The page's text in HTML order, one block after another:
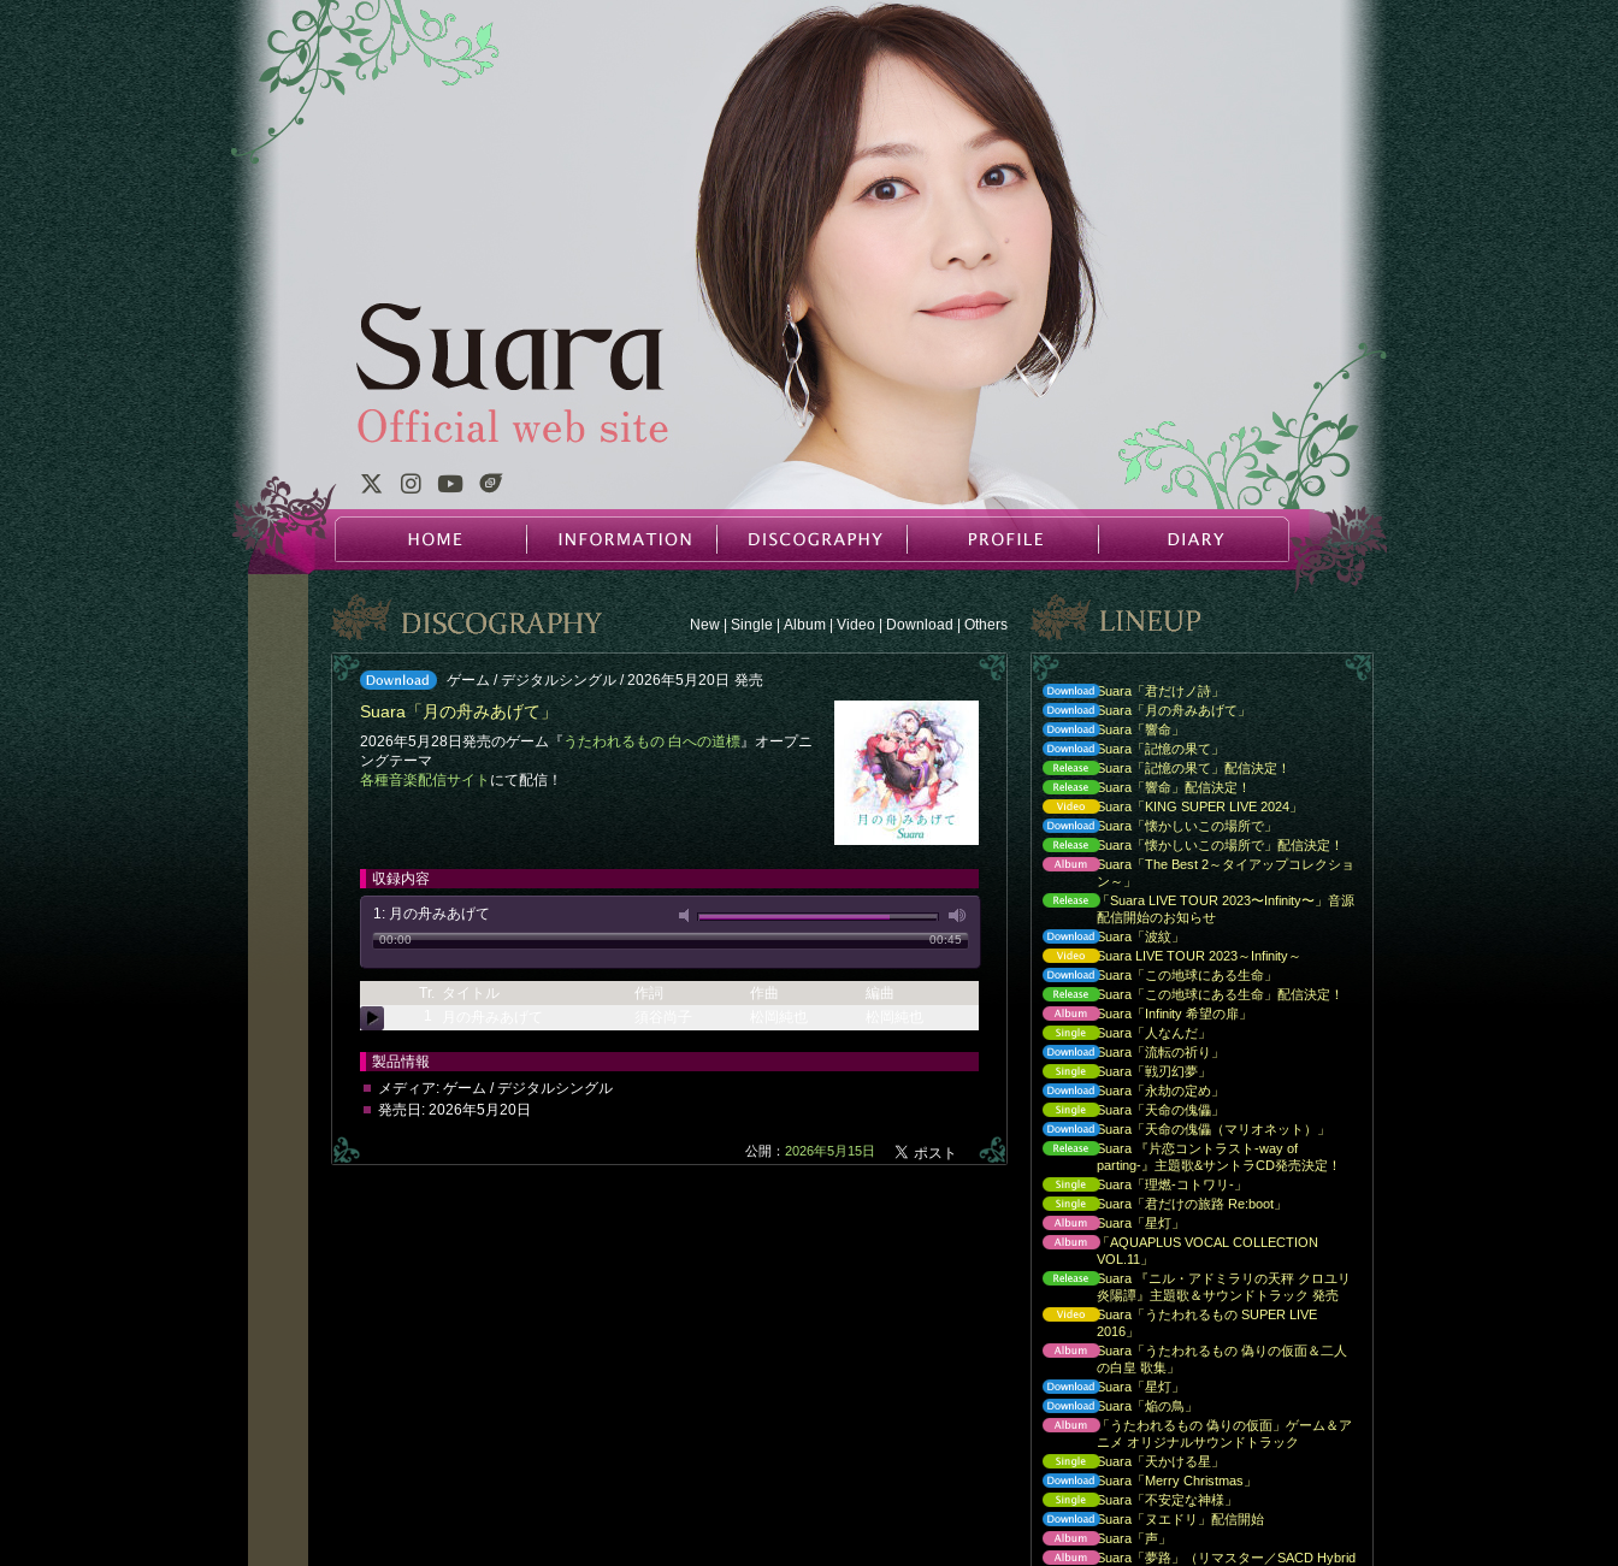
New | Single | Album | Video | Download Others
ゲーム / デジタルシングル / 2026年5月20日 発売
Suara「月の舟みあげて」
2026年5月28日発売のゲーム『 うたわれるもの 白への道標』オープニ
ングテーマ
各種音楽配信サイト にて配信！
収録内容
00:00 00:45
1: 月の舟みあげて
Tr. タイトル 作詞 作曲
編曲
製品情報
メディア: ゲーム / デジタルシングル
発売日: 2026年5月20日
公開： 2026年5月15日
Suara「君だけノ詩」
Suara「月の舟みあげて」
Suara「響命」
Suara「記憶の果て」
Suara「記憶の果て」配信決定！
Suara「響命」配信決定！
Suara「KING SUPER LIVE 2024」
Suara「懐かしいこの場所で」
Suara「懐かしいこの場所で」配信決定！
Suara「The Best 2～タイアップコレクショ
ン～」
「Suara LIVE TOUR 2023〜Infinity〜」音源
配信開始のお知らせ
Suara「波紋」
Suara LIVE TOUR 2023～Infinity～
Suara「この地球にある生命」
Suara「この地球にある生命」配信決定！
Suara「Infinity 希望の扉」
Suara「人なんだ」
Suara「流転の祈り」
Suara「戦刃幻夢」
Suara「永劫の定め」
Suara「天命の傀儡」
Suara「天命の傀儡（マリオネット）」
Suara 『片恋コントラスト-way of
parting-』主題歌&サントラCD発売決定！
Suara「理燃-コトワリ-」
Suara「君だけの旅路 Re:boot」
Suara「星灯」
「AQUAPLUS VOCAL COLLECTION
VOL.11」
Suara 『ニル・アドミラリの天秤 クロユリ
炎陽譚』主題歌＆サウンドトラック 発売
Suara「うたわれるもの SUPER LIVE
2016」
Suara「うたわれるもの 偽りの仮面＆二人
の白皇 歌集」
Suara「星灯」
Suara「焔の鳥」
「うたわれるもの 偽りの仮面」ゲーム＆ア
ニメ オリジナルサウンドトラック
Suara「天かける星」
Suara「Merry Christmas」
Suara「不安定な神様」
Suara「ヌエドリ」配信開始
Suara「声」
Suara「夢路」（リマスター／SACD Hybrid